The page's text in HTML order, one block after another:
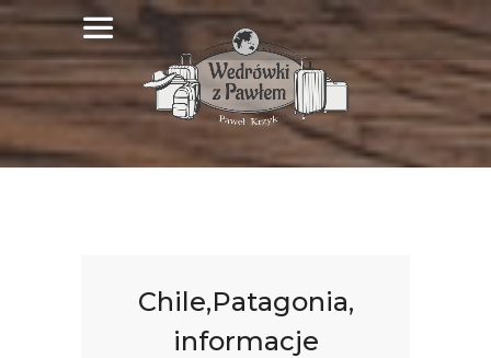
Chile,Patagonia,
informacje